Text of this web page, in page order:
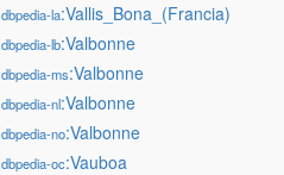
dbpedia-la:Vallis_Bona_(Francia)
dbpedia-lb:Valbonne
dbpedia-ms:Valbonne
dbpedia-nl:Valbonne
dbpedia-no:Valbonne
dbpedia-oc:Vauboa